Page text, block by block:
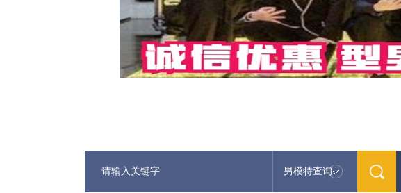
男模特查询